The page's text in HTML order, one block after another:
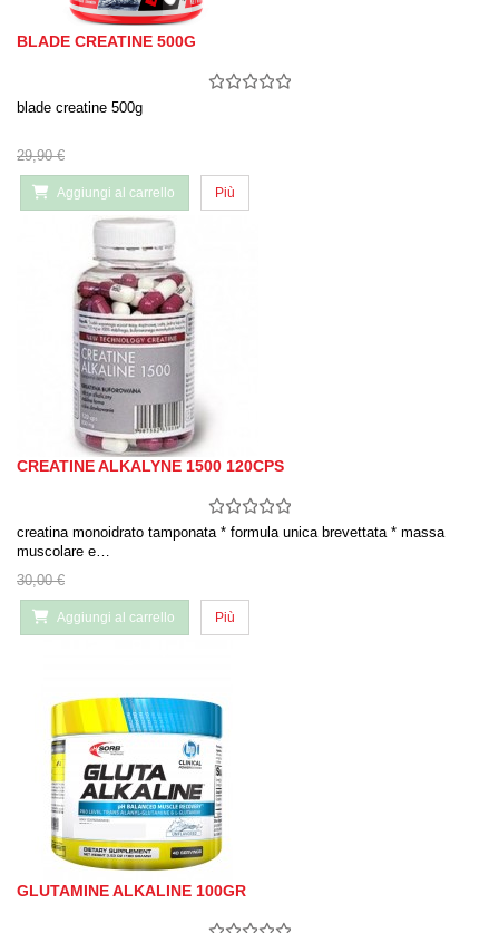
BLADE CREATINE 500G
blade creatine 500g
29,90 €
Aggiungi al carrello Più
CREATINE ALKALYNE 1500 120CPS
creatina monoidrato tamponata * formula unica brevettata * massa
muscolare e…
30,00 €
Aggiungi al carrello Più
GLUTAMINE ALKALINE 100GR